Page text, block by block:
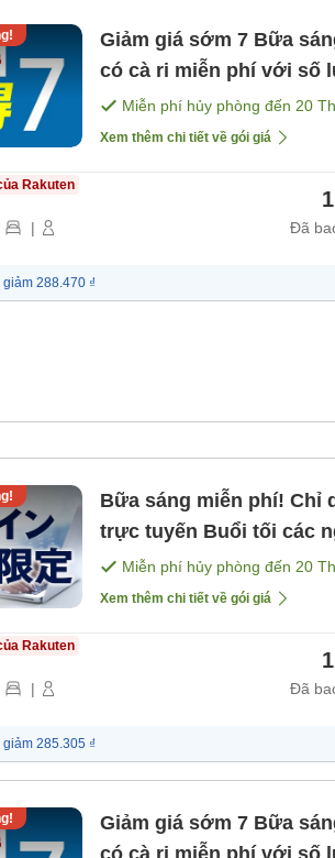
Giảm giá sớm 7 Bữa sáng miễn phí! Buổi tối ngày thường
có cà ri miễn phí với số lượng giới
[Bữa sáng]
Miễn phí hủy phòng đến 20
Xem thêm chi tiết về gói giá
Rakuten
| Đã
giảm 288.470 ₫
Bữa sáng miễn phí! Chỉ
trực tuyến Buổi tối các ngày trong tuần có số lượng giới
hạn cà ri
Miễn phí hủy phòng đến 20
Xem thêm chi tiết về gói giá
Rakuten
| Đã
giảm 285.305 ₫
Giảm giá sớm 7 Bữa sáng miễn phí! Buổi tối ngày thường